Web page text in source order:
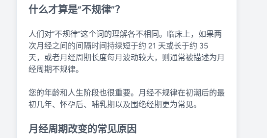
什么才算是“不规律”？
人们对“不规律”这个词的理解各不相同。临床上，如果两
次月经之间的间隔时间持续短于约 21 天或长于约 35
天，或者月经周期长度每月波动较大，则通常被描述为月
经周期不规律。
您的年龄和人生阶段也很重要。月经不规律在初潮后的最
初几年、怀孕后、哺乳期以及围绝经期更为常见。
月经周期改变的常见原因